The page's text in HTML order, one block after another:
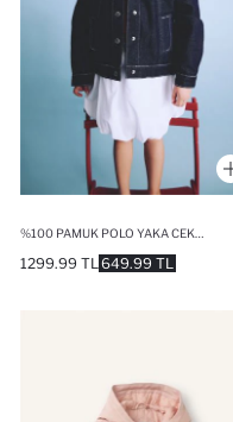
649.99 TL
1299.99 TL